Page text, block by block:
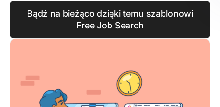
Bądź na bieżąco dzięki temu szablonowi
Free Job Search